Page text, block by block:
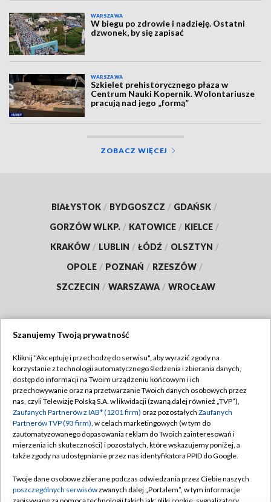
WARSZAWA
W biegu po zdrowie i nadzieję. Ostatni
dzwonek, by się zapisać
WARSZAWA
Szkielet prehistorycznego płaza w
Centrum Nauki Kopernik. Wolontariusze
pracują nad jego „formą”
ZOBACZ WIĘCEJ
BIAŁYSTOK / BYDGOSZCZ / GDAŃSK /
GORZÓW WLKP. / KATOWICE / KIELCE /
KRAKÓW / LUBLIN / ŁÓDŹ / OLSZTYN /
OPOLE / POZNAŃ / RZESZÓW /
SZCZECIN / WARSZAWA / WROCŁAW
TVP
Abonament TVP
Emisja w TVP
Centrum informacji TVP
Naziemna Telewizja Cyfrowa
Rada Programowa
Regulamin TVP
Polityka prywatności
Moje zgody
Pomoc
Kontakt
Szanujemy Twoją prywatność
Kliknij "Akceptuję i przechodzę do serwisu", aby wyrazić zgody na
korzystanie z technologii automatycznego śledzenia i zbierania danych,
dostęp do informacji na Twoim urządzeniu końcowym i ich
przechowywanie oraz na przetwarzanie Twoich danych osobowych przez
nas, czyli Telewizję Polską S.A. w likwidacji (zwaną dalej również „TVP”),
Zaufanych Partnerów z IAB* (1201 firm) oraz pozostałych Zaufanych
Partnerów TVP (93 firm), w celach marketingowych (w tym do
zautomatyzowanego dopasowania reklam do Twoich zainteresowań i
mierzenia ich skuteczności) i pozostałych, które wskazujemy poniżej, a
także zgody na udostępnianie przez nas identyfikatora PPID do Google.
Twoje dane osobowe zbierane podczas odwiedzania przez Ciebie naszych
poszczególnych serwisówzwanych dalej „Portalem”, w tym informacje